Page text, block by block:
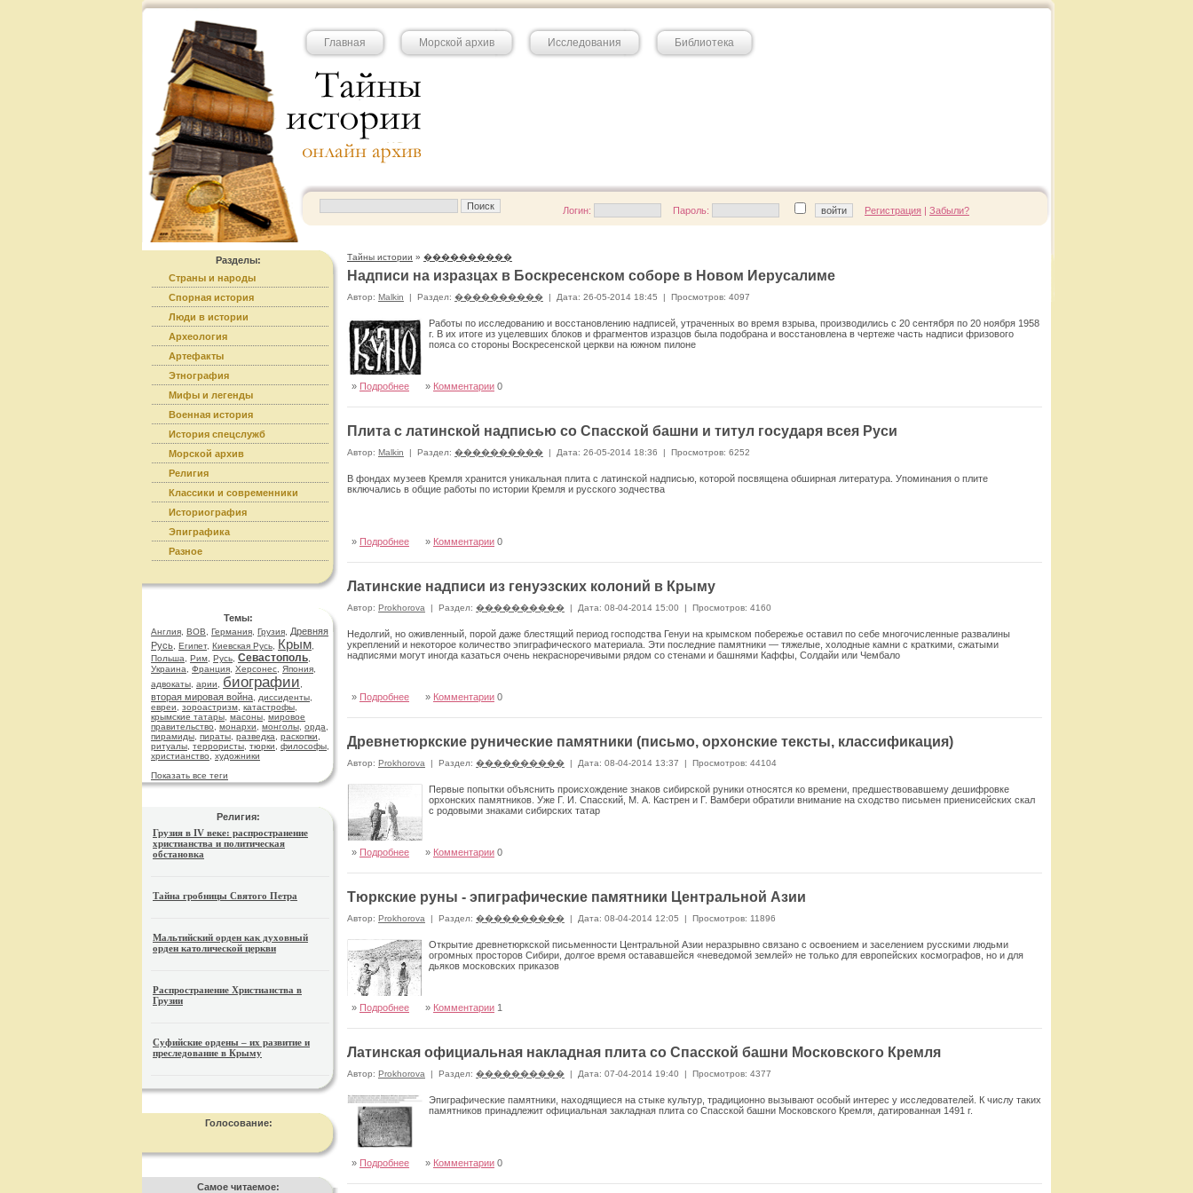
Главная Морской архив Исследования Библиотека
Логин: Пароль: Регистрация | Забыли?
Разделы:
Страны и народы
Спорная история
Люди в истории
Археология
Артефакты
Этнография
Мифы и легенды
Военная история
История спецслужб
Морской архив
Религия
Классики и современники
Историография
Эпиграфика
Разное
Темы:
Англия ВОВ Германия Грузия
Древняя
Русь Египет, Киевская Русь Крым
Польша
Рим Русь Севастополь
Украина
Франция Херсонес Япония
адвокаты арии биографии
вторая мировая война диссиденты
евреи
зороастризм катастрофы
крымские татары масоны мировое
правительство
монархи монголы орда
пирамиды пираты разведка раскопки
ритуалы террористы тюрки философы
христианство
художники
Показать все теги
Религия:
Грузия в IV веке: распространение
христианства и политическая
обстановка
Тайна гробницы Святого Петра
Мальтийский орден как духовный
орден католической церкви
Распространение Христианства в
Грузии
Суфийские ордены – их развитие и
преследование в Крыму
Голосование:
Самое читаемое:
Тайны истории » ����������
Надписи на изразцах в Боскресенском соборе в Новом Иерусалиме
Автор: Malkin | Раздел: ���������� | Дата: 26-05-2014 18:45 | Просмотров: 4097
Работы по исследованию и восстановлению надписей, утраченных во время взрыва, производились с 20 сентября по 20 ноября 1958
г. В их итоге из уцелевших блоков и фрагментов изразцов была подоб­рана и восстановлена в чертеже часть надписи фризового
пояса со стороны Воскресенской церкви на южном пилоне
» Подробнее » Комментарии 0
Плита с латинской надписью со Спасской башни и титул государя всея Руси
Автор: Malkin | Раздел: ���������� | Дата: 26-05-2014 18:36 | Просмотров: 6252
В фондах музеев Кремля хранится уникальная плита с латин­ской надписью, которой посвящена обширная литература. Упоминания о плите
включались в общие работы по истории Кремля и русского зодчества
» Подробнее » Комментарии 0
Латинские надписи из генуэзских колоний в Крыму
Автор: Prokhorova | Раздел: ���������� | Дата: 08-04-2014 15:00 | Просмотров: 4160
Недолгий, но оживленный, порой даже блестящий период гос­подства Генуи на крымском побережье оставил по себе многочислен­ные развалины
укреплений и некоторое количество эпиграфического материала. Эти последние памятники — тяжелые, холодные камни с краткими, сжатыми
надписями могут иногда казаться очень некрас­норечивыми рядом со стенами и башнями Каффы, Солдайи или Чем­бало
» Подробнее » Комментарии 0
Древнетюркские рунические памятники (письмо, орхонские тексты, классификация)
Автор: Prokhorova | Раздел: ���������� | Дата: 08-04-2014 13:37 | Просмотров: 44104
Первые попытки объяснить происхождение знаков сибирской руники относятся ко времени, предшествовавшему дешифровке
орхонских памятников. Уже Г. И. Спасский, М. А. Кастрен и Г. Вамбери обрати­ли внимание на сходство письмен приенисейских скал
с родовыми зна­ками сибирских татар
» Подробнее » Комментарии 0
Тюркские руны - эпиграфические памятники Центральной Азии
Автор: Prokhorova | Раздел: ���������� | Дата: 08-04-2014 12:05 | Просмотров: 11896
Открытие древнетюркской письменности Центральной Азии неразрыв­но связано с освоением и заселением русскими людьми
огромных просто­ров Сибири, долгое время остававшейся «неведомой землей» не только для европейских космографов, но и для
дьяков московских приказов
» Подробнее » Комментарии 1
Латинская официальная накладная плита со Спасской башни Московского Кремля
Автор: Prokhorova | Раздел: ���������� | Дата: 07-04-2014 19:40 | Просмотров: 4377
Эпиграфические памятники, находящиеся на стыке культур, тради­ционно вызывают особый интерес у исследователей. К числу та­ких
памятников принадлежит официальная закладная плита со Спасской башни Московского Кремля, датированная 1491 г.
» Подробнее » Комментарии 0